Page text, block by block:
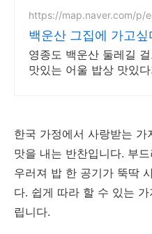
https://map.naver.com/p/
백운산 그집에 가고싶
영종도 백운산 둘레길
맛있는 어울 밥상 맛있
한국 가정에서 사랑받는
맛을 내는 반찬입니다. 부
우러져 밥 한 공기가 뚝딱
다. 쉽게 따라 할 수 있는
립니다.